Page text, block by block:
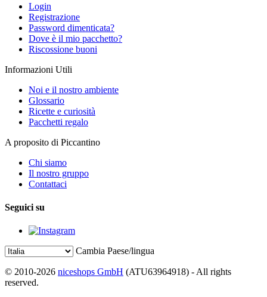
Login
Registrazione
Password dimenticata?
Dove è il mio pacchetto?
Riscossione buoni
Informazioni Utili
Noi e il nostro ambiente
Glossario
Ricette e curiosità
Pacchetti regalo
A proposito di Piccantino
Chi siamo
Il nostro gruppo
Contattaci
Seguici su
Cambia Paese/lingua
© 2010-2026 niceshops GmbH (ATU63964918) - All rights
reserved.